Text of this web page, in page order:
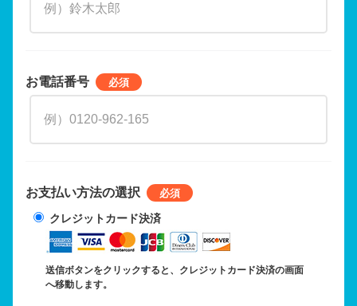
お電話番号
お支払い方法の選択
クレジットカード決済
送信ボタンをクリックすると、クレジットカード決済の画面
へ移動します。